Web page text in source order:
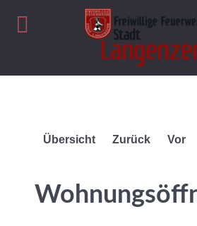
Übersicht Zurück Vor